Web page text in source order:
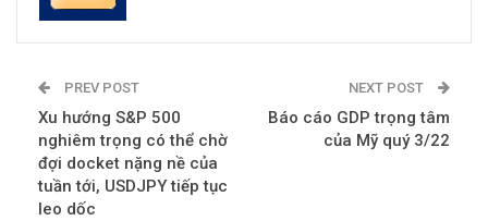
PREV POST
Xu hướng S&P 500
nghiêm trọng có thể chờ
đợi docket nặng nề của
tuần tới, USDJPY tiếp tục
leo dốc
NEXT POST
Báo cáo GDP trọng tâm
của Mỹ quý 3/22